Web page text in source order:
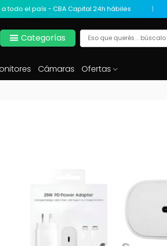
a todo el país - CBA Capital 24h hábiles
Categorías
Cámaras Ofertas